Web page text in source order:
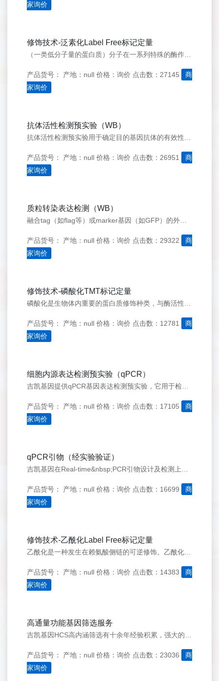
家询价
修饰技术-泛素化Label Free标记定量
产品货号： 产地：null 价格：询价 点击数：27145
商
家询价
抗体活性检测预实验（WB）
产品货号： 产地：null 价格：询价 点击数：26951
商
家询价
质粒转染表达检测（WB）
产品货号： 产地：null 价格：询价 点击数：29322
商
家询价
修饰技术-磷酸化TMT标记定量
产品货号： 产地：null 价格：询价 点击数：12781
商
家询价
细胞内源表达检测预实验（qPCR）
产品货号： 产地：null 价格：询价 点击数：17105
商
家询价
qPCR引物（经实验验证）
产品货号： 产地：null 价格：询价 点击数：16699
商
家询价
修饰技术-乙酰化Label Free标记定量
产品货号： 产地：null 价格：询价 点击数：14383
商
家询价
高通量功能基因筛选服务
产品货号： 产地：null 价格：询价 点击数：23036
商
家询价